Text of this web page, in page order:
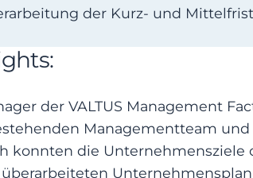
der Kurz- und
der VALTUS Management
Managementteam
konnten die